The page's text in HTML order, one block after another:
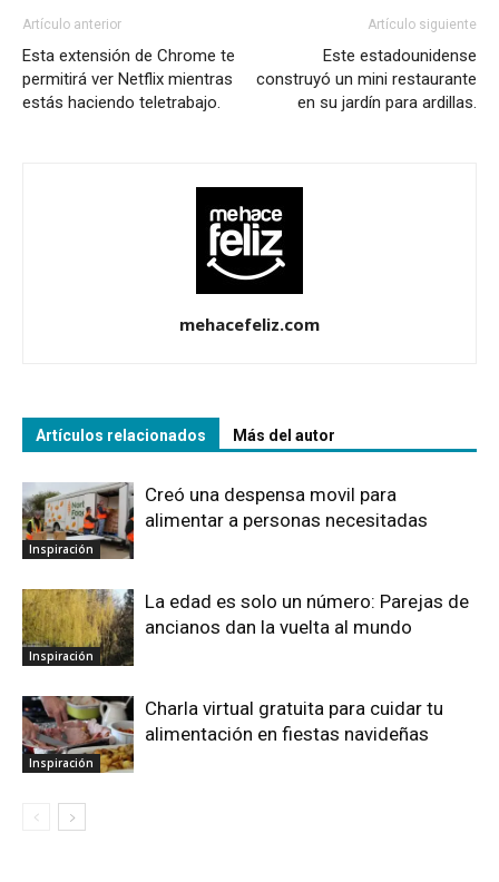
Artículo anterior
Esta extensión de Chrome te
permitirá ver Netflix mientras
estás haciendo teletrabajo.
Artículo siguiente
Este estadounidense
construyó un mini restaurante
en su jardín para ardillas.
mehacefeliz.com
Artículos relacionados Más del autor
Inspiración
Creó una despensa movil para
alimentar a personas necesitadas
Inspiración
La edad es solo un número: Parejas de
ancianos dan la vuelta al mundo
Inspiración
Charla virtual gratuita para cuidar tu
alimentación en fiestas navideñas